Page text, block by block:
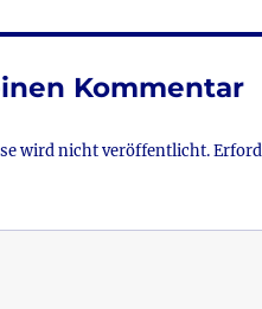
b
o
k
r
Kommentar
wird nicht veröffentlicht.